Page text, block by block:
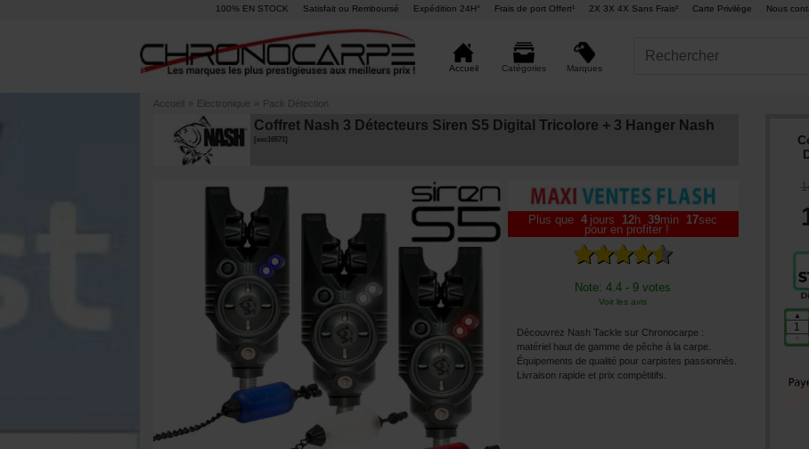
100% EN STOCK Satisfait ou Remboursé Expédition 24H° Frais de port Offert¹ 2X 3X 4X Sans Frais² Carte Privilège Nous
Accueil Catégories Marques
Accueil » Electronique » Pack Détection
Coffret Nash 3 Détecteurs Siren S5 Digital Tricolore + 3 Hanger Nash
esc16571]
Plus que 4 jours 12h 39min 16sec
pour en profiter !
Note: 4.4 - 9 votes
Voir les avis
Découvrez Nash Tackle sur Chronocarpe :
matériel haut de gamme de pêche à la carpe.
Équipements de qualité pour carpistes passionnés.
Livraison rapide et prix compétitifs.
▲